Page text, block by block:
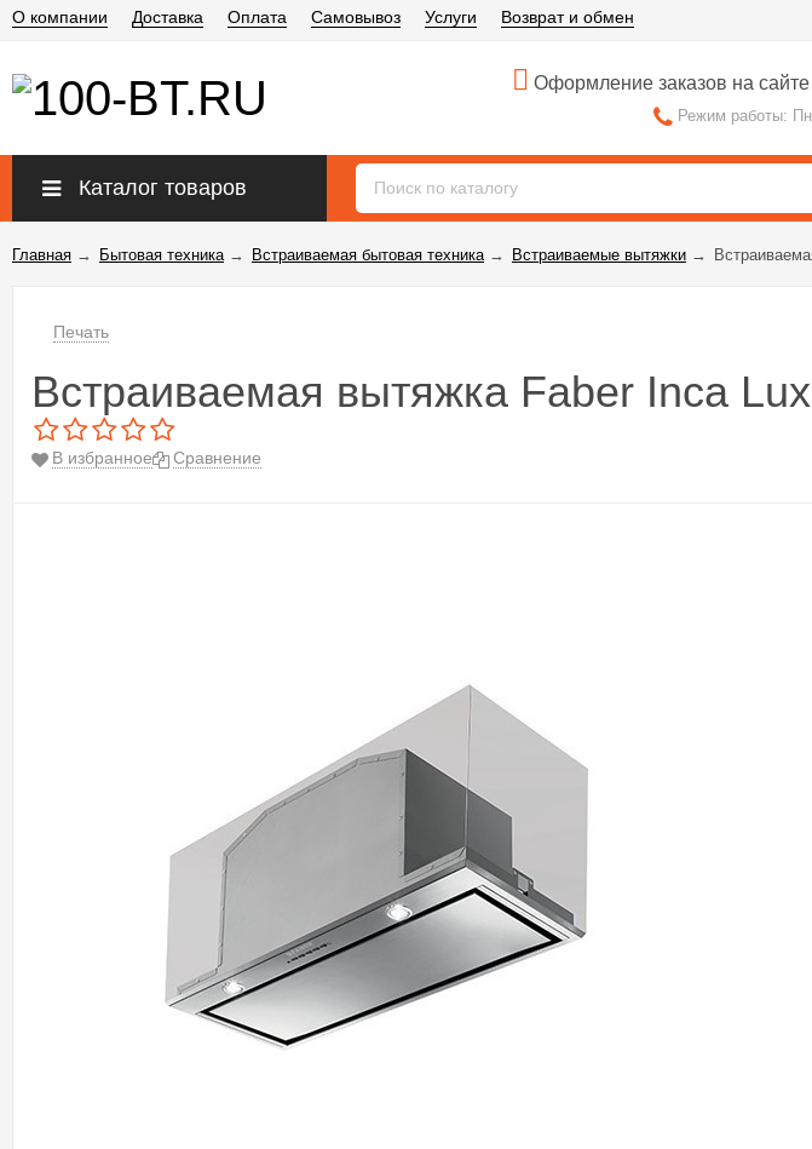
О компании Доставка Оплата Самовывоз Услуги Возврат и обмен
Оформление заказов на сайте
Режим работы:
Каталог товаров
Главная → Бытовая техника→ Встраиваемая бытовая техника→ Встраиваемые вытяжки →
Печать
Встраиваемая вытяжка Faber Inca
В избранное Сравнение